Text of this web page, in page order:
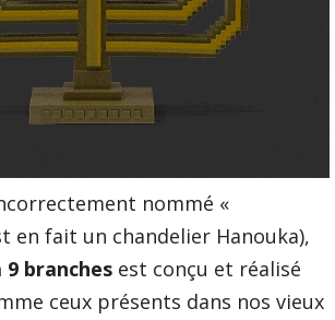
nommé «
en fait un chandelier Hanouka),
branches est conçu et réalisé
ceux présents dans nos vieux